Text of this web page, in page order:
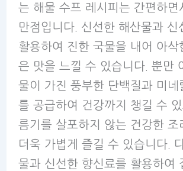
는 해물 수프 레시피는 간편하면
만점입니다. 신선한 해산물과 신
활용하여 진한 국물을 내어 아삭
은 맛을 느낄 수 있습니다. 뿐만
물이 가진 풍부한 단백질과 미네
를 공급하여 건강까지 챙길 수 있
름기를 살포하지 않는 건강한 조
더욱 가볍게 즐길 수 있습니다.
물과 신선한 향신료를 활용하여